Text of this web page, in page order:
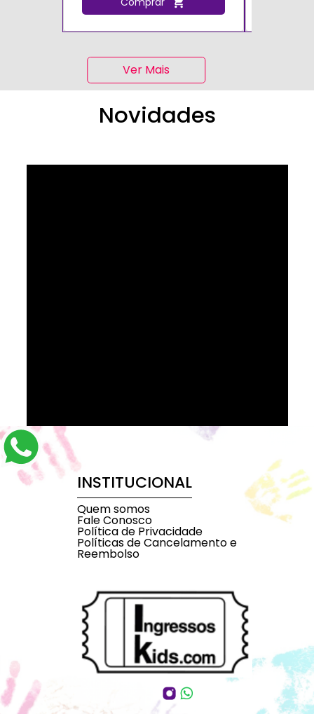
Ver Mais
Novidades
INSTITUCIONAL
Quem somos
Fale Conosco
Política de Privacidade
Políticas de Cancelamento e
Reembolso